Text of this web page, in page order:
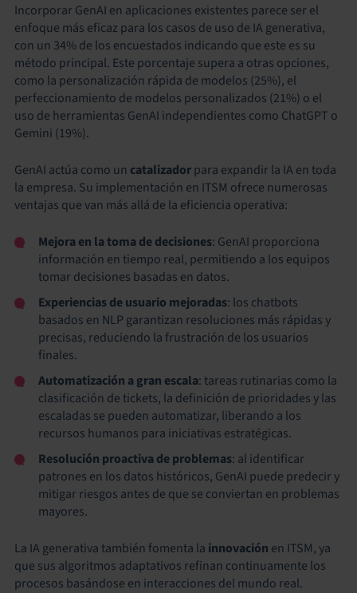
Incorporar GenAI en aplicaciones existentes parece ser el
enfoque más eficaz para los casos de uso de IA generativa,
con un 34% de los encuestados indicando que este es su
método principal. Este porcentaje supera a otras opciones,
como la personalización rápida de modelos (25%), el
perfeccionamiento de modelos personalizados (21%) o el
uso de herramientas GenAI independientes como ChatGPT o
Gemini (19%).
GenAI actúa como un catalizadorpara expandir la IA en toda
la empresa. Su implementación en ITSM ofrece numerosas
ventajas que van más allá de la eficiencia operativa:
Mejora en la toma de decisiones: GenAI proporciona
información en tiempo real, permitiendo a los equipos
tomar decisiones basadas en datos.
Experiencias de usuario mejoradas: los chatbots
basados en NLP garantizan resoluciones más rápidas y
precisas, reduciendo la frustración de los usuarios
finales.
Automatización a gran escala: tareas rutinarias como la
clasificación de tickets, la definición de prioridades y las
escaladas se pueden automatizar, liberando a los
recursos humanos para iniciativas estratégicas.
Resolución proactiva de problemas: al identificar
patrones en los datos históricos, GenAI puede predecir y
mitigar riesgos antes de que se conviertan en problemas
mayores.
La IA generativa también fomenta la innovación en ITSM, ya
que sus algoritmos adaptativos refinan continuamente los
procesos basándose en interacciones del mundo real.